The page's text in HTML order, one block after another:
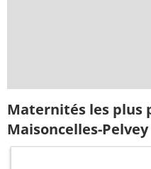
Maternités les plus
Maisoncelles-Pelvey